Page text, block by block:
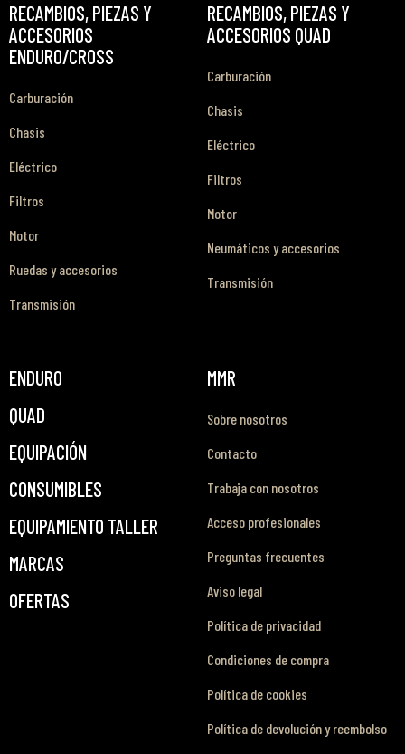
RECAMBIOS, PIEZAS Y
ACCESORIOS
ENDURO/CROSS
Carburación
Chasis
Eléctrico
Filtros
Motor
Ruedas y accesorios
Transmisión
RECAMBIOS, PIEZAS Y
ACCESORIOS QUAD
Carburación
Chasis
Eléctrico
Filtros
Motor
Neumáticos y accesorios
Transmisión
ENDURO
QUAD
EQUIPACIÓN
CONSUMIBLES
EQUIPAMIENTO TALLER
MARCAS
OFERTAS
MMR
Sobre nosotros
Contacto
Trabaja con nosotros
Acceso profesionales
Preguntas frecuentes
Aviso legal
Política de privacidad
Condiciones de compra
Política de cookies
Política de devolución y reembolso